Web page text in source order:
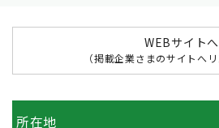
WEBサイトへ
（掲載企業さまのサイトへリ
所在地